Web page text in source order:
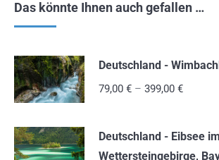
Das könnte Ihnen auch gefallen …
Deutschland -
79,00 € – 399,00 €
Deutschland - Eibsee im
Wettersteingebirge,